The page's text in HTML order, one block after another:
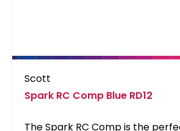
Scott
Spark RC Comp Blue RD12
The Spark RC Comp is the